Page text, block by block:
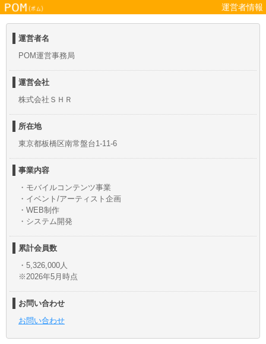
運営者情報
運営者名
POM運営事務局
運営会社
株式会社ＳＨＲ
所在地
東京都板橋区南常盤台1-11-6
事業内容
・モバイルコンテンツ事業
・イベント/アーティスト企画
・WEB制作
・システム開発
累計会員数
・5,326,000人
※2026年5月時点
お問い合わせ
お問い合わせ